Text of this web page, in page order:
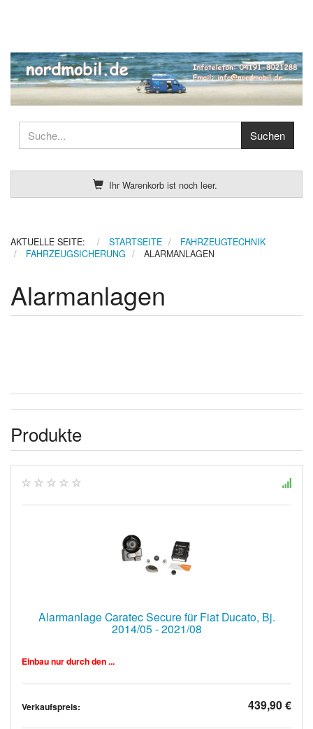
Ihr Warenkorb ist noch leer.
AKTUELLE SEITE: STARTSEITE
FAHRZEUGTECHNIK
FAHRZEUGSICHERUNG
ALARMANLAGEN
Alarmanlagen
Produkte
Alarmanlage Caratec Secure für Fiat Ducato, Bj.
2014/05 - 2021/08
Einbau nur durch den ...
Verkaufspreis: 439,90 €